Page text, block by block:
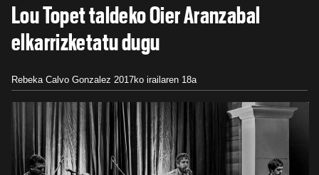
Lou Topet taldeko Oier Aranzabal
elkarrizketatu dugu
Rebeka Calvo Gonzalez 2017ko irailaren 18a